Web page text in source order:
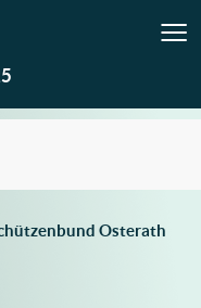
Osterath
≡